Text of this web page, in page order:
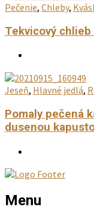
Pečenie, Chleby,
Tekvicový
Jeseň, Hlavné jedlá,
Pomaly pečená
dusenou
Menu